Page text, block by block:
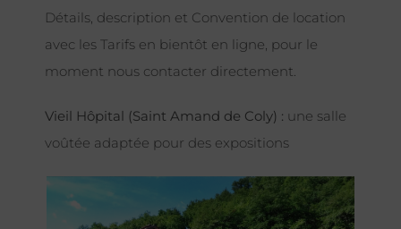
Détails, description et Convention de location
avec les Tarifs en bientôt en ligne, pour le
moment nous contacter directement.
Vieil Hôpital (Saint Amand de Coly) : une salle
voûtée adaptée pour des expositions